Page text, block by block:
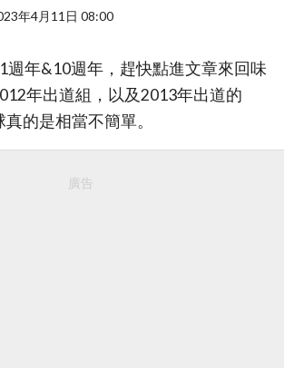
年4月11日 08:00
週年&10週年，趕快點進文章來回味
年出道組，以及2013年出道的
的是相當不簡單。
廣告